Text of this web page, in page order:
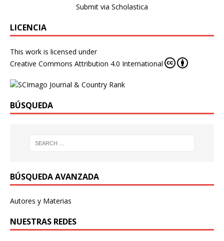
Submit via Scholastica
LICENCIA
This work is licensed under
Creative Commons Attribution 4.0 International
BÚSQUEDA
BÚSQUEDA AVANZADA
Autores y Materias
NUESTRAS REDES